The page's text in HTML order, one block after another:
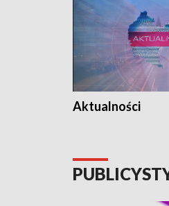
Aktualności